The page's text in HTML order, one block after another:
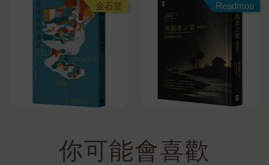
金石堂 Readmoo
你可能會喜歡